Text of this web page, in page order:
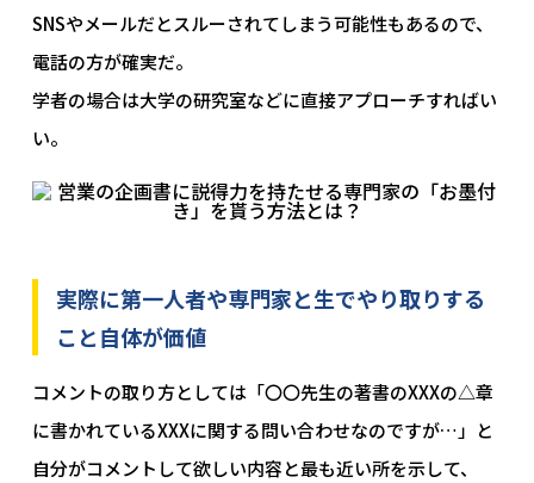
SNSやメールだとスルーされてしまう可能性もあるので、
電話の方が確実だ。
学者の場合は大学の研究室などに直接アプローチすればい
い。
実際に第一人者や専門家と生でやり取りする
こと自体が価値
コメントの取り方としては「〇〇先生の著書のXXXの△章
に書かれているXXXに関する問い合わせなのですが…」と
自分がコメントして欲しい内容と最も近い所を示して、